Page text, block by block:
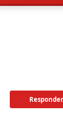
Responder